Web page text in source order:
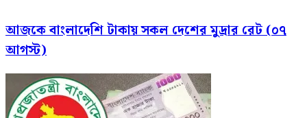
আজকে বাংলাদেশি টাকায় সকল দেশের মুদ্রার রেট (০৭
আগস্ট)